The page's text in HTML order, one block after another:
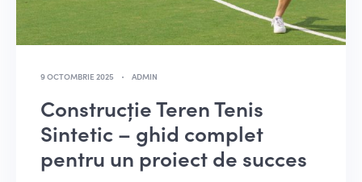
9 OCTOMBRIE 2025 ADMIN
Construcție Teren Tenis
Sintetic – ghid complet
pentru un proiect de succes